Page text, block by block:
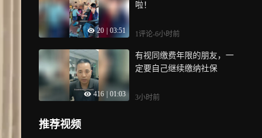
20 03:51
啦！
1评论-6小时前
416 01:03
有视同缴费年限的朋友，一
定要自己继续缴纳社保
3小时前
推荐视频